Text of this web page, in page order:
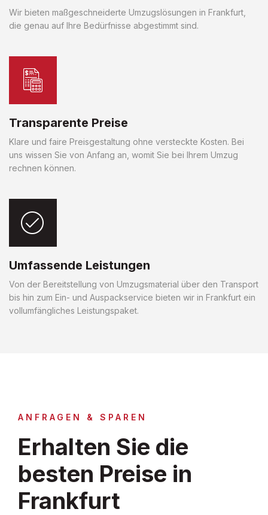
Wir bieten maßgeschneiderte Umzugslösungen in Frankfurt,
die genau auf Ihre Bedürfnisse abgestimmt sind.
Transparente Preise
Klare und faire Preisgestaltung ohne versteckte Kosten. Bei
uns wissen Sie von Anfang an, womit Sie bei Ihrem Umzug
rechnen können.
Umfassende Leistungen
Von der Bereitstellung von Umzugsmaterial über den Transport
bis hin zum Ein- und Auspackservice bieten wir in Frankfurt ein
vollumfängliches Leistungspaket.
ANFRAGEN & SPAREN
Erhalten Sie die
besten Preise in
Frankfurt